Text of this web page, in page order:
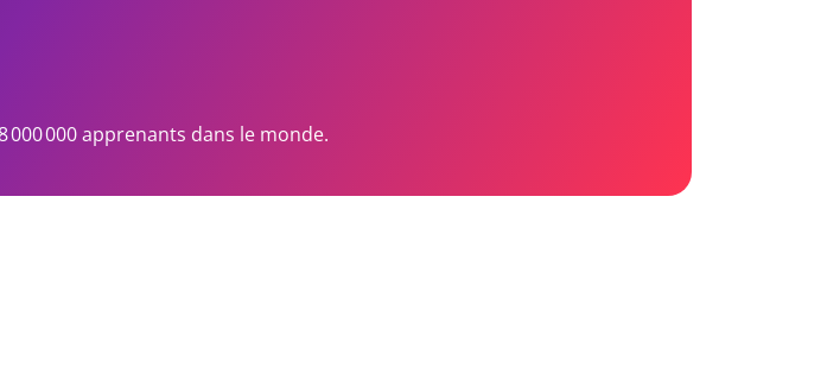
000 apprenants dans le monde.